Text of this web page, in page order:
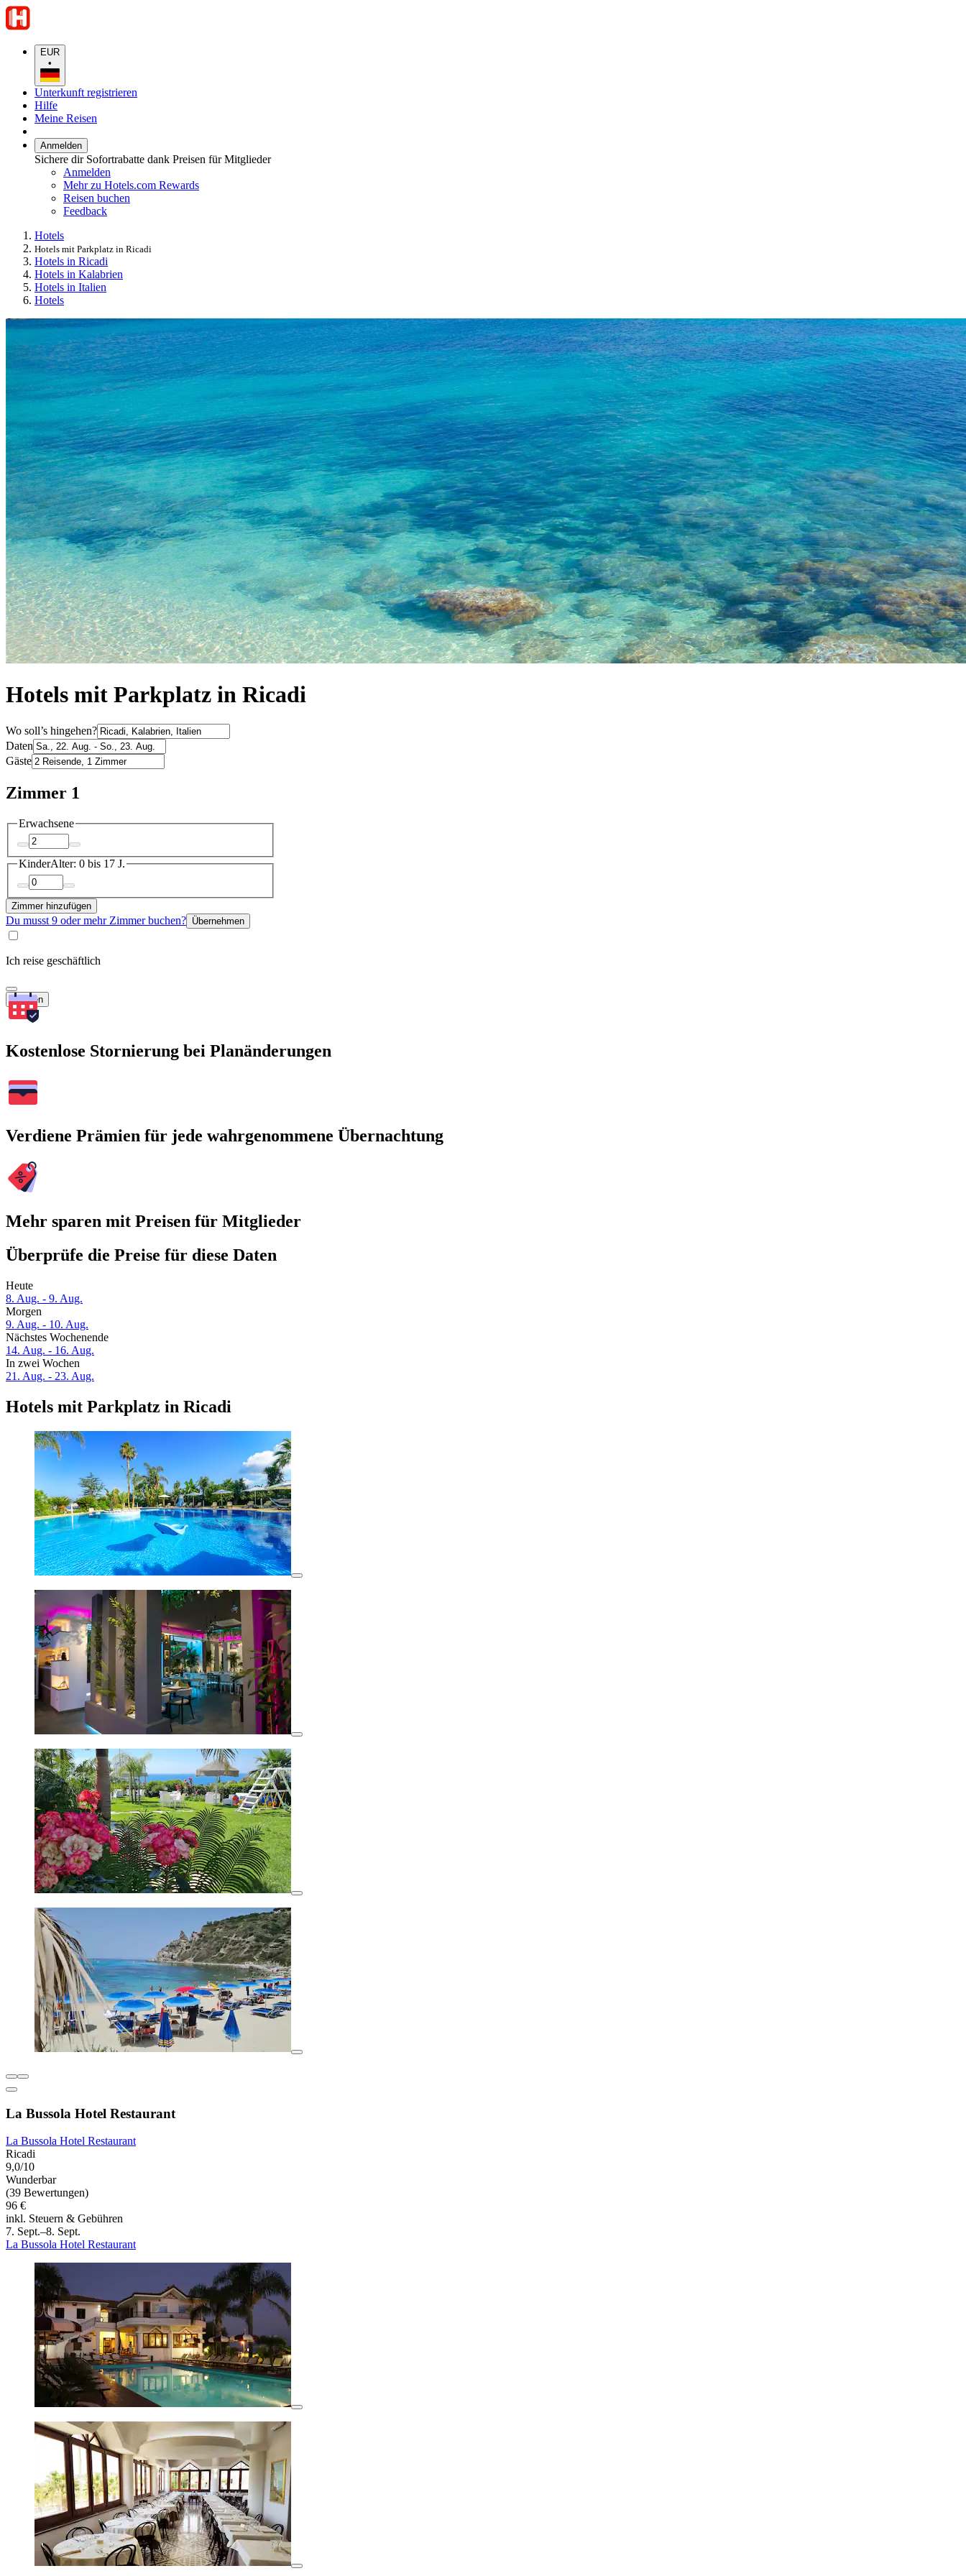
EUR
•
Unterkunft registrieren
Hilfe
Meine Reisen
Anmelden
Sichere dir Sofortrabatte dank Preisen für Mitglieder
Anmelden
Mehr zu Hotels.com Rewards
Reisen buchen
Feedback
Hotels
Hotels mit Parkplatz in Ricadi
Hotels in Ricadi
Hotels in Kalabrien
Hotels in Italien
Hotels
Hotels mit Parkplatz in Ricadi
Wo soll’s hingehen?
Daten
Gäste
Zimmer 1
Erwachsene
KinderAlter: 0 bis 17 J.
Zimmer hinzufügen
Du musst 9 oder mehr Zimmer buchen? Übernehmen
Ich reise geschäftlich
Suchen
Kostenlose Stornierung bei Planänderungen
Verdiene Prämien für jede wahrgenommene Übernachtung
Mehr sparen mit Preisen für Mitglieder
Überprüfe die Preise für diese Daten
Heute
8. Aug. - 9. Aug.
Morgen
9. Aug. - 10. Aug.
Nächstes Wochenende
14. Aug. - 16. Aug.
In zwei Wochen
21. Aug. - 23. Aug.
Hotels mit Parkplatz in Ricadi
La Bussola Hotel Restaurant
La Bussola Hotel Restaurant
Ricadi
9,0/10
Wunderbar
(39 Bewertungen)
96 €
inkl. Steuern & Gebühren
7. Sept.–8. Sept.
La Bussola Hotel Restaurant